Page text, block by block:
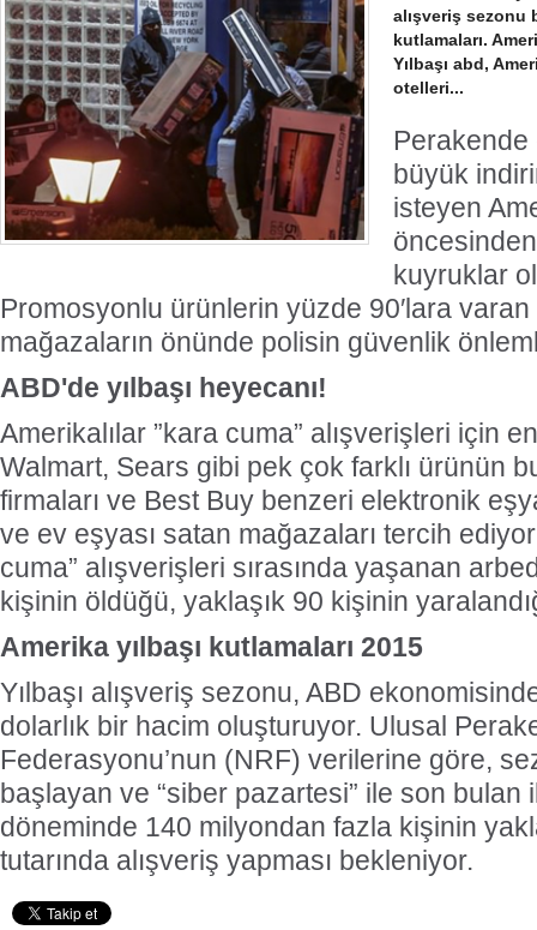
alışveriş sezonu
kutlamaları.
Yılbaşı abd,
otelleri...
Perakende
büyük
isteyen
kuyruklar
Promosyonlu ürünlerin yüzde 90′lara varan
mağazaların önünde polisin güvenlik
ABD'de yılbaşı heyecanı!
Amerikalılar ”kara cuma” alışverişleri için
Walmart, Sears gibi pek çok farklı ürünün
firmaları ve Best Buy benzeri elektronik
ve ev eşyası satan mağazaları tercih
cuma” alışverişleri sırasında yaşanan
kişinin öldüğü, yaklaşık 90 kişinin
Amerika yılbaşı kutlamaları 2015
Yılbaşı alışveriş sezonu, ABD
dolarlık bir hacim oluşturuyor. Ulusal
Federasyonu’nun (NRF) verilerine göre,
başlayan ve “siber pazartesi” ile son bulan
döneminde 140 milyondan fazla kişinin
tutarında alışveriş yapması bekleniyor.